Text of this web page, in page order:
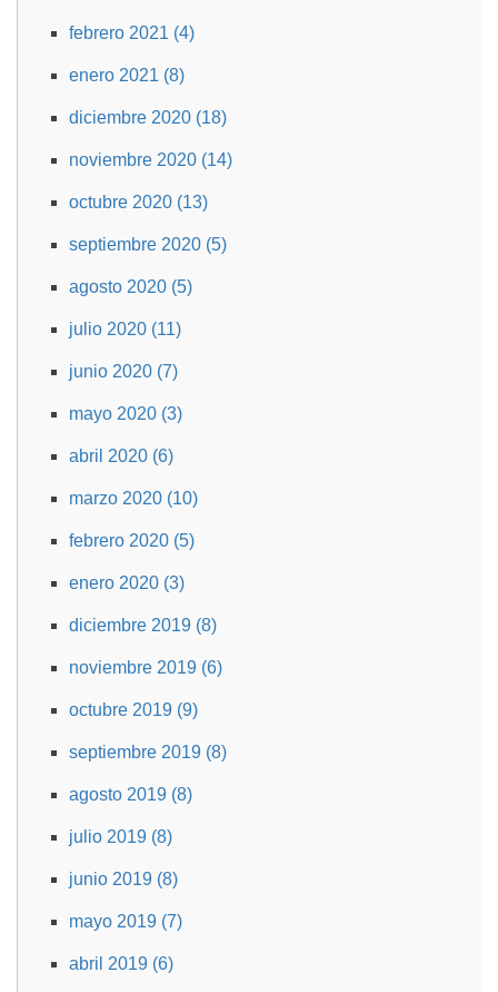
febrero 2021 (4)
enero 2021 (8)
diciembre 2020 (18)
noviembre 2020 (14)
octubre 2020 (13)
septiembre 2020 (5)
agosto 2020 (5)
julio 2020 (11)
junio 2020 (7)
mayo 2020 (3)
abril 2020 (6)
marzo 2020 (10)
febrero 2020 (5)
enero 2020 (3)
diciembre 2019 (8)
noviembre 2019 (6)
octubre 2019 (9)
septiembre 2019 (8)
agosto 2019 (8)
julio 2019 (8)
junio 2019 (8)
mayo 2019 (7)
abril 2019 (6)